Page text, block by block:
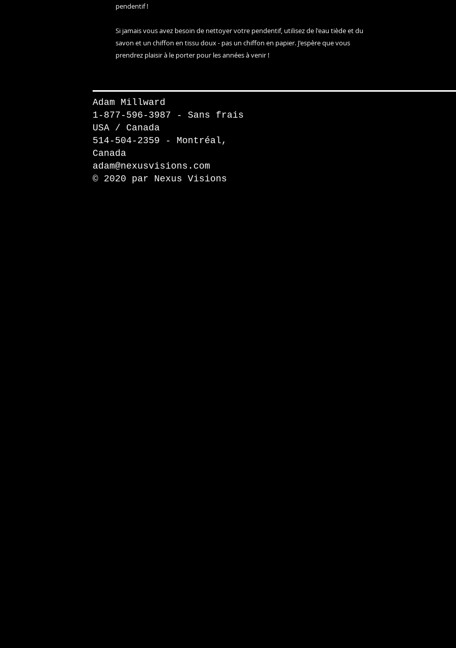
pendentif !
Si jamais vous avez besoin de nettoyer votre pendentif, utilisez de l'eau tiède et du
savon et un chiffon en tissu doux - pas un chiffon en papier. J'espère que vous
prendrez plaisir à le porter pour les années à venir !
Adam Millward
1-877-596-3987 - Sans frais
USA / Canada
514-504-2359 - Montréal,
Canada
adam@nexusvisions.com
© 2020 par Nexus Visions